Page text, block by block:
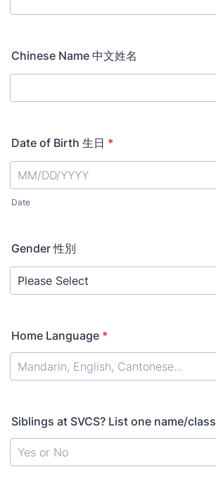
Chinese Name 中文姓名
Date of Birth 生日 *
Date
Gender 性別
Home Language *
Siblings at SVCS? List one name/class